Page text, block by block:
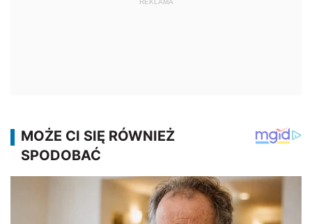
REKLAMA